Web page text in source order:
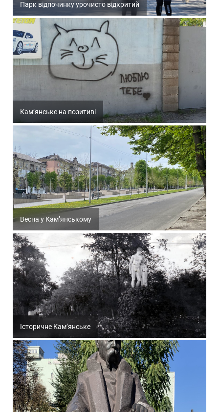
Парк відпочинку урочисто відкритий
Кам’янське на позитиві
Весна у Кам’янському
Історичне Кам’янське